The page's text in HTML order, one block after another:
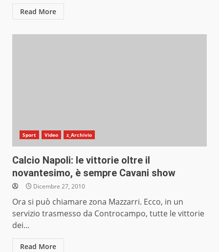
Read More
Sport Video z_Archivio
Calcio Napoli: le vittorie oltre il
novantesimo, è sempre Cavani show
Dicembre 27, 2010
Ora si può chiamare zona Mazzarri. Ecco, in un
servizio trasmesso da Controcampo, tutte le vittorie
dei...
Read More